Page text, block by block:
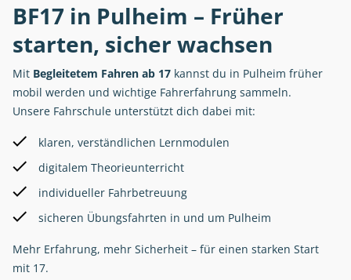
BF17 in Pulheim – Früher
starten, sicher wachsen
Mit Begleitetem Fahren ab 17 kannst du in Pulheim früher
mobil werden und wichtige Fahrerfahrung sammeln.
Unsere Fahrschule unterstützt dich dabei mit:
klaren, verständlichen Lernmodulen
digitalem Theorieunterricht
individueller Fahrbetreuung
sicheren Übungsfahrten in und um Pulheim
Mehr Erfahrung, mehr Sicherheit – für einen starken Start
mit 17.